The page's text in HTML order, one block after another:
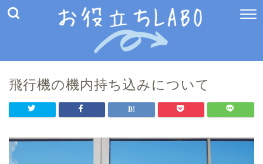
飛行機の機内持ち込みについて